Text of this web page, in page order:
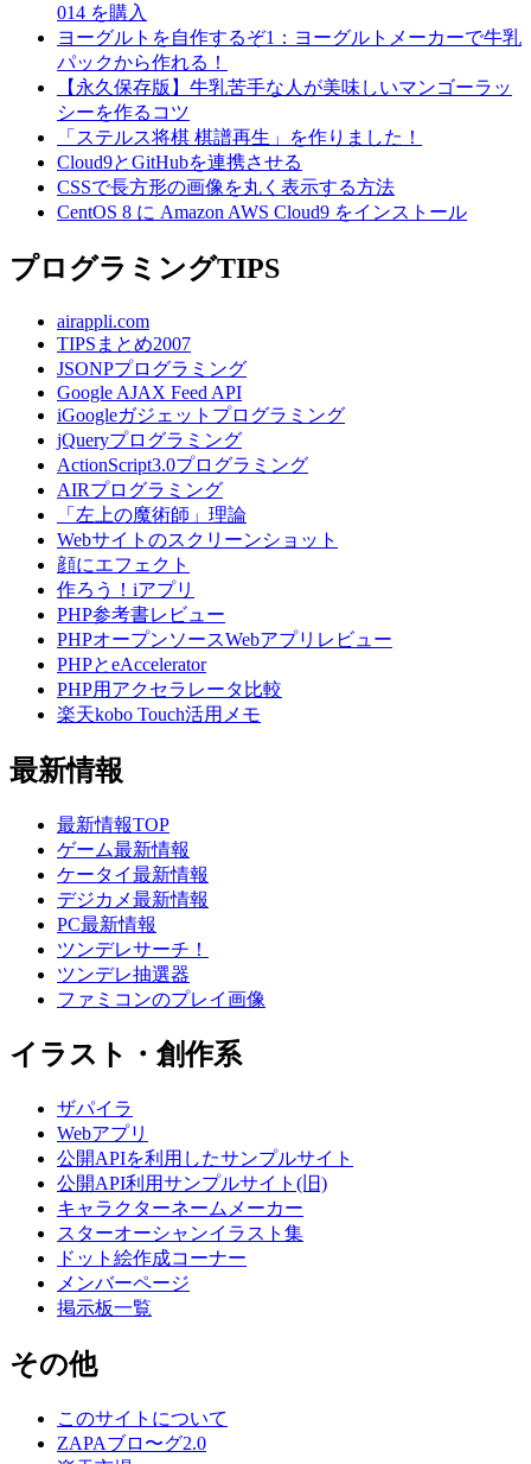
014 を購入
ヨーグルトを自作するぞ1：ヨーグルトメーカーで牛乳
パックから作れる！
【永久保存版】牛乳苦手な人が美味しいマンゴーラッ
シーを作るコツ
「ステルス将棋 棋譜再生」を作りました！
Cloud9とGitHubを連携させる
CSSで長方形の画像を丸く表示する方法
CentOS 8 に Amazon AWS Cloud9 をインストール
プログラミングTIPS
airappli.com
TIPSまとめ2007
JSONPプログラミング
Google AJAX Feed API
iGoogleガジェットプログラミング
jQueryプログラミング
ActionScript3.0プログラミング
AIRプログラミング
「左上の魔術師」理論
Webサイトのスクリーンショット
顔にエフェクト
作ろう！iアプリ
PHP参考書レビュー
PHPオープンソースWebアプリレビュー
PHPとeAccelerator
PHP用アクセラレータ比較
楽天kobo Touch活用メモ
最新情報
最新情報TOP
ゲーム最新情報
ケータイ最新情報
デジカメ最新情報
PC最新情報
ツンデレサーチ！
ツンデレ抽選器
ファミコンのプレイ画像
イラスト・創作系
ザパイラ
Webアプリ
公開APIを利用したサンプルサイト
公開API利用サンプルサイト(旧)
キャラクターネームメーカー
スターオーシャンイラスト集
ドット絵作成コーナー
メンバーページ
掲示板一覧
その他
このサイトについて
ZAPAブロ〜グ2.0